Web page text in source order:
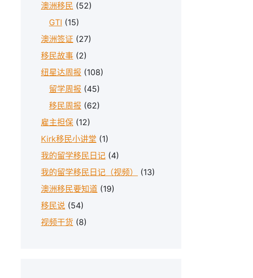
澳洲移民 (52)
GTI (15)
澳洲签证 (27)
移民故事 (2)
纽星达周报 (108)
留学周报 (45)
移民周报 (62)
雇主担保 (12)
Kirk移民小讲堂 (1)
我的留学移民日记 (4)
我的留学移民日记（视频）
(13)
澳洲移民要知道 (19)
移民说 (54)
视频干货 (8)